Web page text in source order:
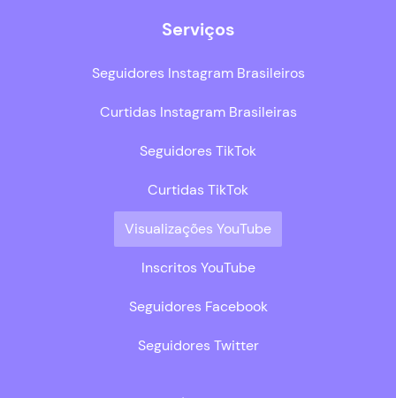
Serviços
Seguidores Instagram Brasileiros
Curtidas Instagram Brasileiras
Seguidores TikTok
Curtidas TikTok
Visualizações YouTube
Inscritos YouTube
Seguidores Facebook
Seguidores Twitter